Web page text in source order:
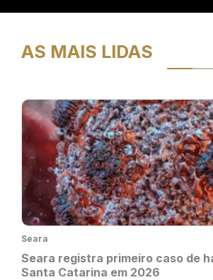
AS MAIS LIDAS
Seara
Seara registra primeiro caso de
Santa Catarina em 2026